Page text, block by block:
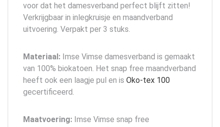
voor dat het damesverband perfect blijft zitten!
Verkrijgbaar in inlegkruisje en maandverband
uitvoering. Verpakt per 3 stuks.
Materiaal: Imse Vimse damesverband is gemaakt
van 100% biokatoen. Het snap free maandverband
heeft ook een laagje pul en is Oko-tex 100
gecertificeerd.
Maatvoering: Imse Vimse snap free